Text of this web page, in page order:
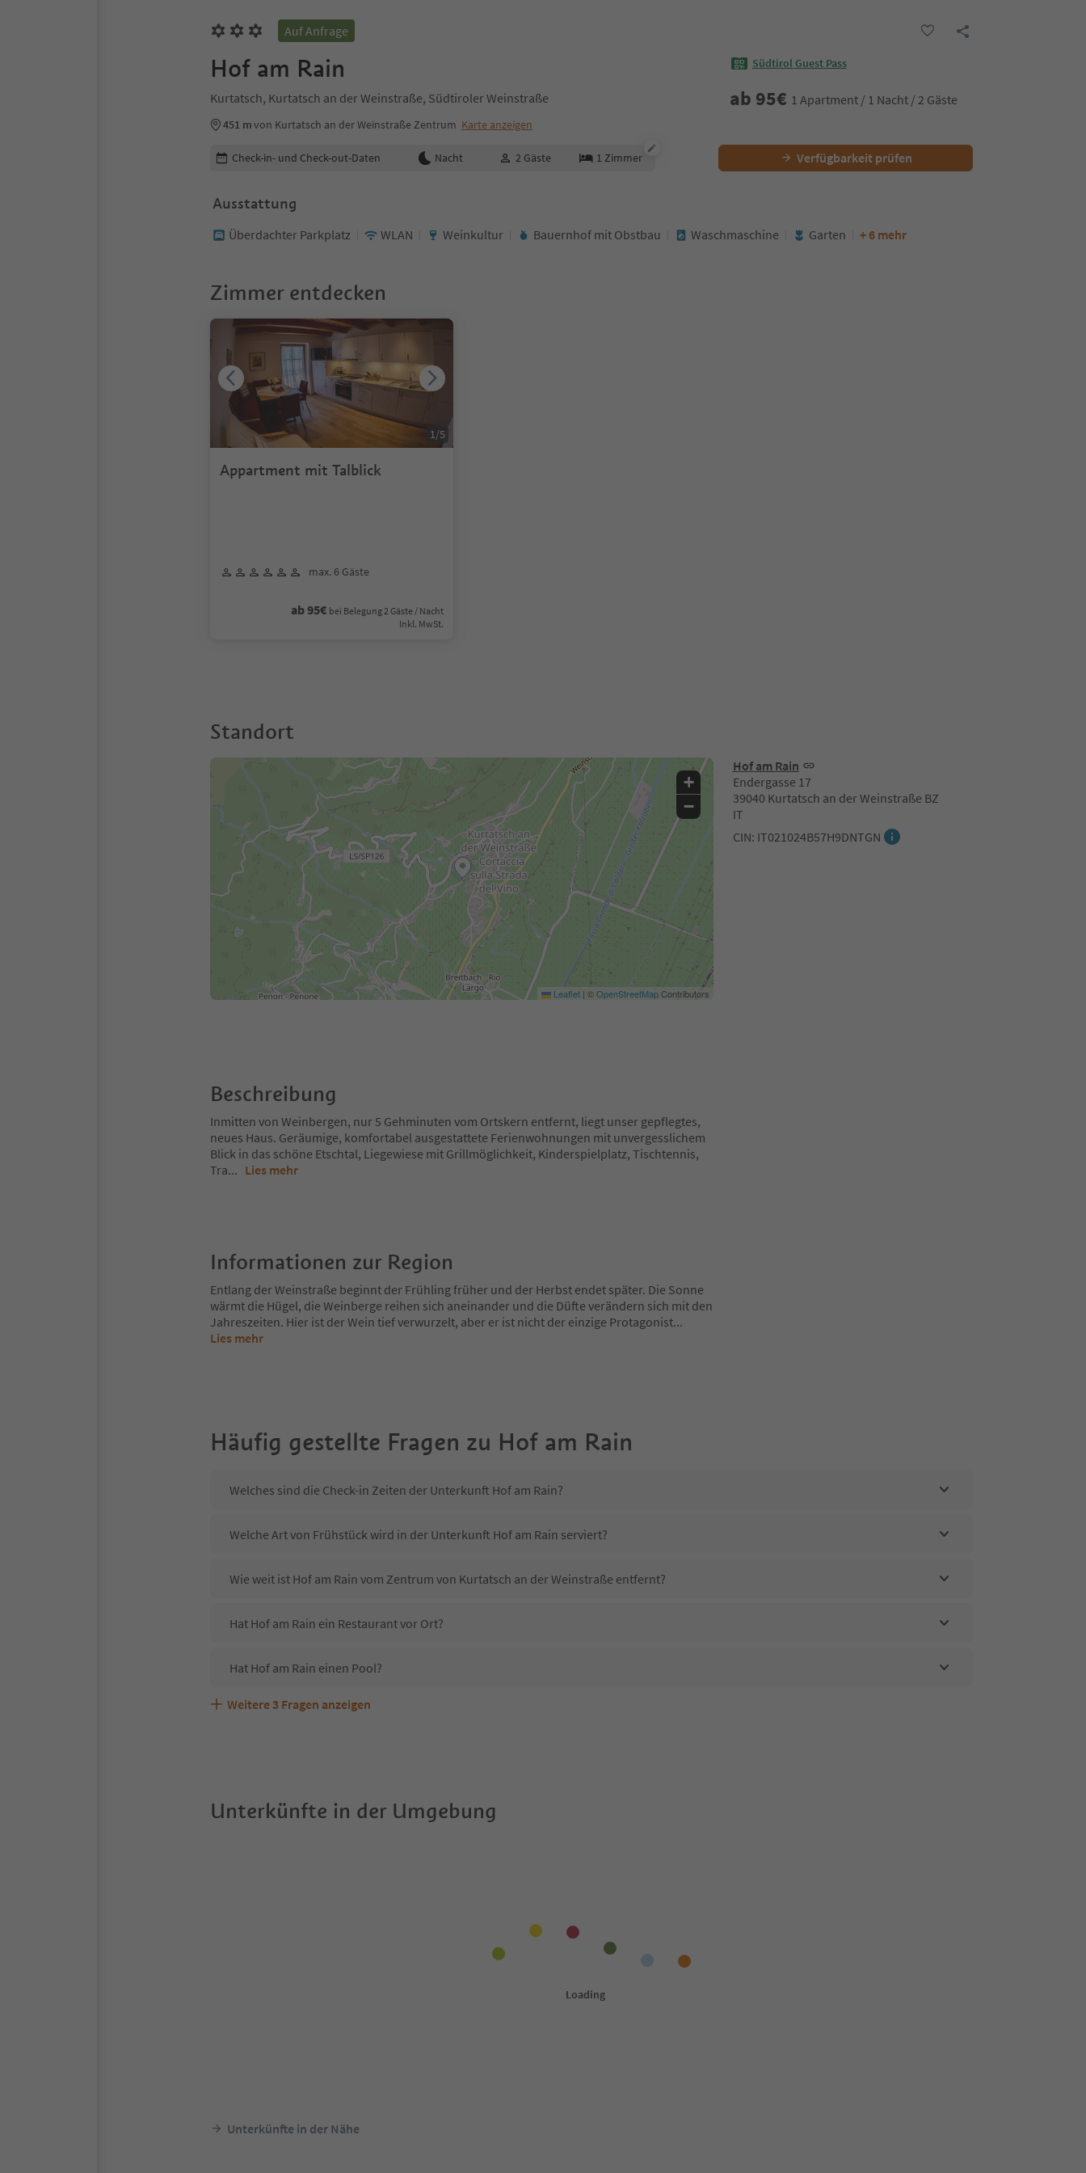
Auf Anfrage
Hof am Rain
Kurtatsch, Kurtatsch an der Weinstraße, Südtiroler Weinstraße
451 mvon Kurtatsch an der Weinstraße Zentrum Karte anzeigen
Südtirol Guest Pass
ab 95€ 1 Apartment / 1 Nacht / 2 Gäste
Buchungsdetails bearbeiten
Check-in- und Check-out-Daten Nacht 2 Gäste 1 Zimmer Verfügbarkeit prüfen
Ausstattung
Überdachter Parkplatz WLAN Weinkultur Bauernhof mit Obstbau Waschmaschine Garten + 6 mehr
Zimmer entdecken
Appartment mit Talblick
max. 6 Gäste
ab 95€ bei Belegung 2 Gäste / Nacht
Inkl. MwSt.
1/5
Standort
Hof am Rain
Endergasse 17
39040 Kurtatsch an der Weinstraße BZ
IT
CIN: IT021024B57H9DNTGN
+
−
Leaflet | ©OpenStreetMapContributors
Beschreibung
Inmitten von Weinbergen, nur 5 Gehminuten vom Ortskern entfernt, liegt unser gepflegtes,
neues Haus. Geräumige, komfortabel ausgestattete Ferienwohnungen mit unvergesslichem
Blick in das schöne Etschtal, Liegewiese mit Grillmöglichkeit, Kinderspielplatz, Tischtennis,
Tra... Lies mehr
Informationen zur Region
Entlang der Weinstraße beginnt der Frühling früher und der Herbst endet später. Die Sonne
wärmt die Hügel, die Weinberge reihen sich aneinander und die Düfte verändern sich mit den
Jahreszeiten. Hier ist der Wein tief verwurzelt, aber er ist nicht der einzige Protagonist...
Lies mehr
Häufig gestellte Fragen zu Hof am Rain
Welches sind die Check-in Zeiten der Unterkunft Hof am Rain?
Welche Art von Frühstück wird in der Unterkunft Hof am Rain serviert?
Wie weit ist Hof am Rain vom Zentrum von Kurtatsch an der Weinstraße entfernt?
Hat Hof am Rain ein Restaurant vor Ort?
Hat Hof am Rain einen Pool?
Sind Haustiere in der Unterkunft Hof am Rain erlaubt?
Welche Services bietet Hof am Rain?
Weitere 3 Fragen anzeigen
Unterkünfte in der Umgebung
Unterkünfte in der Nähe